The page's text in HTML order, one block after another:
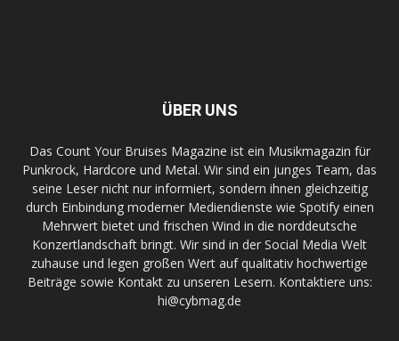
ÜBER UNS
Das Count Your Bruises Magazine ist ein Musikmagazin für
Punkrock, Hardcore und Metal. Wir sind ein junges Team, das
seine Leser nicht nur informiert, sondern ihnen gleichzeitig
durch Einbindung moderner Mediendienste wie Spotify einen
Mehrwert bietet und frischen Wind in die norddeutsche
Konzertlandschaft bringt. Wir sind in der Social Media Welt
zuhause und legen großen Wert auf qualitativ hochwertige
Beiträge sowie Kontakt zu unseren Lesern. Kontaktiere uns:
hi@cybmag.de